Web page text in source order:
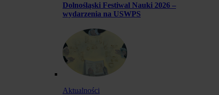
Dolnośląski Festiwal Nauki 2026 –
wydarzenia na USWPS
Aktualności